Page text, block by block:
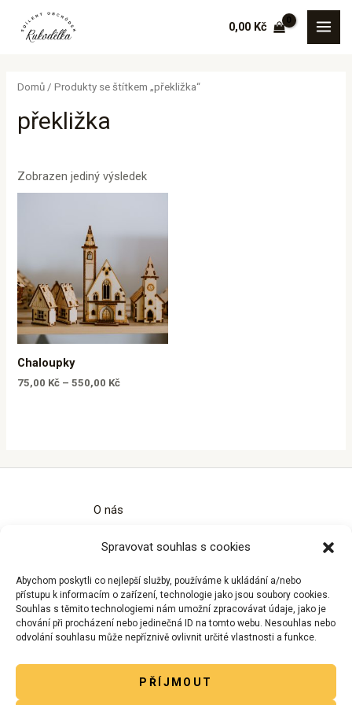
Spravovat souhlas s cookies
Abychom poskytli co nejlepší služby, používáme k ukládání a/nebo
přístupu k informacím o zařízení, technologie jako jsou soubory cookies.
Souhlas s těmito technologiemi nám umožní zpracovávat údaje, jako je
chování při procházení nebo jedinečná ID na tomto webu. Nesouhlas nebo
odvolání souhlasu může nepříznivě ovlivnit určité vlastnosti a funkce.
PŘÍJMOUT
Přeskočit
0,00 Kč
Domů / Produkty se štítkem „překližka“
překližka
Zobrazen jediný výsledek
Chaloupky
75,00 Kč –550,00 Kč
O nás
Obchodní podmínky
Zásady ochrany osobních údajů
Zásady cookies (EU)